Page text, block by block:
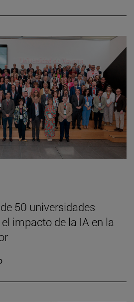
50 universidades
impacto de la IA en la